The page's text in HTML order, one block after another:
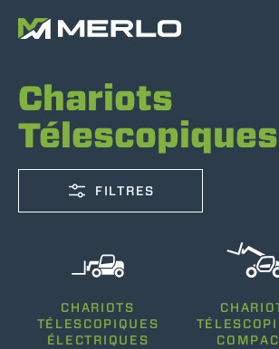
Chariots
Télescopiques
FILTRES
2500-12000
CHARIOTS
TÉLESCOPIQUES
ÉLECTRIQUES